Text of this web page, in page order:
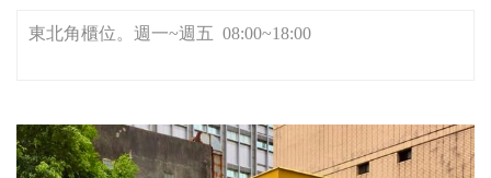
東北角櫃位。週一~週五 08:00~18:00